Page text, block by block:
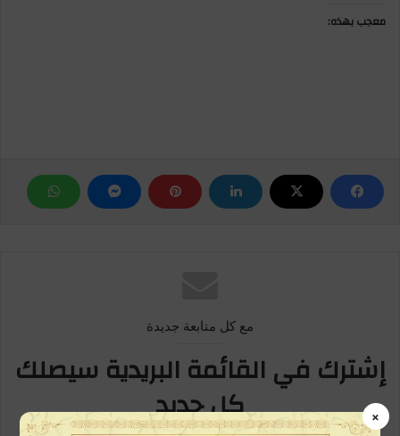
معجب بهذه:
مع كل متابعة جديدة
إشترك في القائمة البريدية سيصلك
كل جديد ×